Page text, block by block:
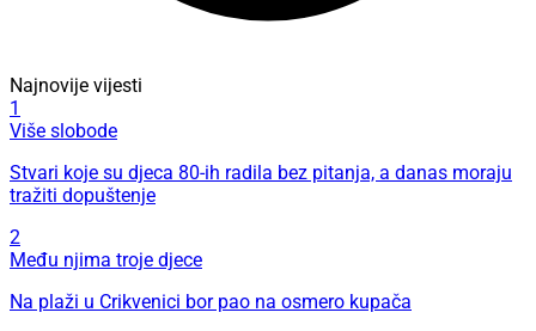
Najnovije vijesti
1
Više slobode
Stvari koje su djeca 80-ih radila bez pitanja, a danas moraju
tražiti dopuštenje
2
Među njima troje djece
Na plaži u Crikvenici bor pao na osmero kupača